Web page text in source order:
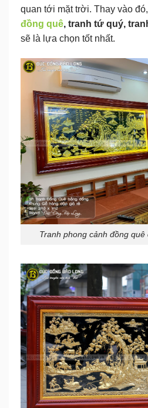
quan tới mặt trời. Thay vào
đồng quê, tranh tứ quý,
sẽ là lựa chọn tốt nhất.
Tranh phong cảnh đồng